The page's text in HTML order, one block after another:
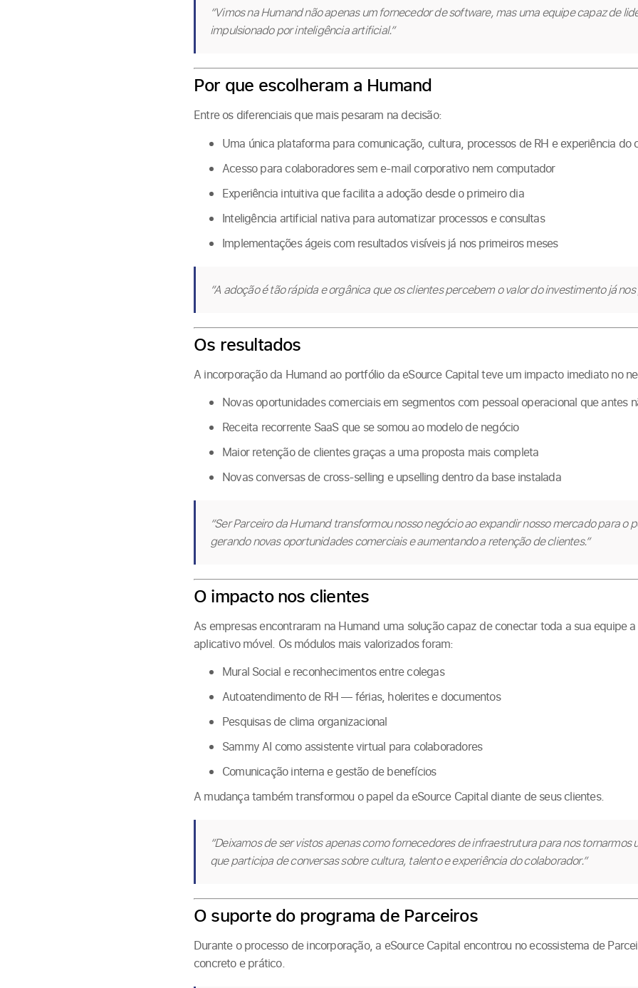
“Vimos na Humand não apenas um fornecedor de software, mas uma equipe capaz de
impulsionado por inteligência artificial.”
Por que escolheram a Humand
Entre os diferenciais que mais pesaram na decisão:
Uma única plataforma para comunicação, cultura, processos de RH e experiência do
Acesso para colaboradores sem e-mail corporativo nem computador
Experiência intuitiva que facilita a adoção desde o primeiro dia
Inteligência artificial nativa para automatizar processos e consultas
Implementações ágeis com resultados visíveis já nos primeiros meses
“A adoção é tão rápida e orgânica que os clientes percebem o valor do investimento já
Os resultados
A incorporação da Humand ao portfólio da eSource Capital teve um impacto imediato no
Novas oportunidades comerciais em segmentos com pessoal operacional que antes
Receita recorrente SaaS que se somou ao modelo de negócio
Maior retenção de clientes graças a uma proposta mais completa
Novas conversas de cross-selling e upselling dentro da base instalada
“Ser Parceiro da Humand transformou nosso negócio ao expandir nosso mercado para o
gerando novas oportunidades comerciais e aumentando a retenção de clientes.”
O impacto nos clientes
As empresas encontraram na Humand uma solução capaz de conectar toda a sua equipe
aplicativo móvel. Os módulos mais valorizados foram:
Mural Social e reconhecimentos entre colegas
Autoatendimento de RH — férias, holerites e documentos
Pesquisas de clima organizacional
Sammy AI como assistente virtual para colaboradores
Comunicação interna e gestão de benefícios
A mudança também transformou o papel da eSource Capital diante de seus clientes.
“Deixamos de ser vistos apenas como fornecedores de infraestrutura para nos
que participa de conversas sobre cultura, talento e experiência do colaborador.”
O suporte do programa de Parceiros
Durante o processo de incorporação, a eSource Capital encontrou no ecossistema de
concreto e prático.